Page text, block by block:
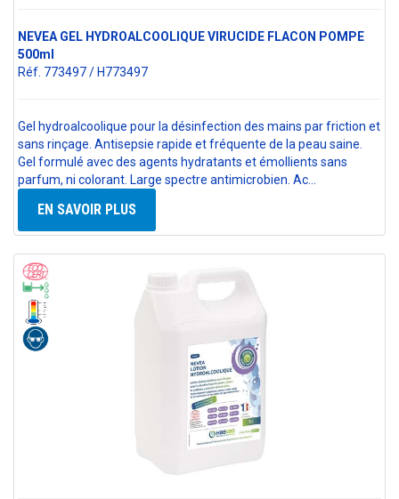
NEVEA GEL HYDROALCOOLIQUE VIRUCIDE FLACON POMPE
500ml
Réf. 773497 / H773497
Gel hydroalcoolique pour la désinfection des mains par friction et
sans rinçage. Antisepsie rapide et fréquente de la peau saine.
Gel formulé avec des agents hydratants et émollients sans
parfum, ni colorant. Large spectre antimicrobien. Ac…
EN SAVOIR PLUS